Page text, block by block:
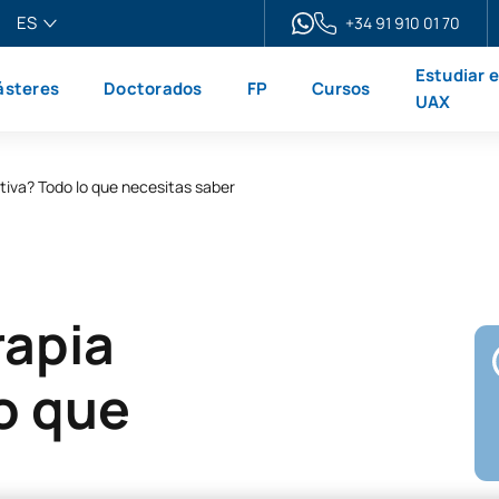
ES
+34 91 910 01 70
Doctorados FP Cursos
Estudiar
UAX
Todo lo que necesitas saber
que